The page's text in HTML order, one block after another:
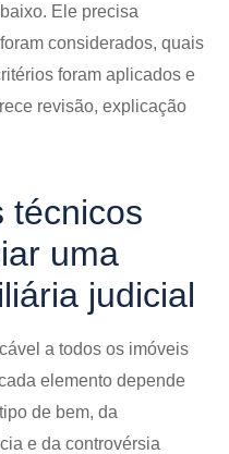
Ele precisa
considerados, quais
foram aplicados e
revisão, explicação
técnicos
uma
judicial
a todos os imóveis
elemento depende
de bem, da
e da controvérsia